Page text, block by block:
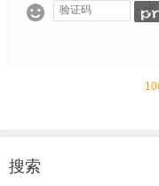

搜索